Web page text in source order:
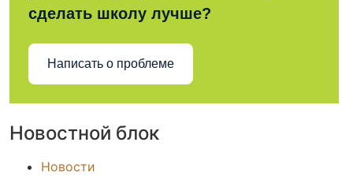
сделать школу лучше?
Написать о проблеме
Новостной блок
Новости